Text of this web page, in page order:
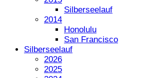
Silberseelauf
2014
Honolulu
San Francisco
Silberseelauf
2026
2025